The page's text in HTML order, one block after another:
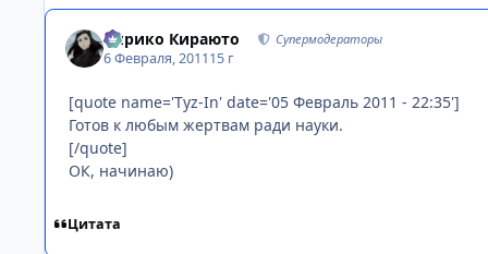
Кирико Кираюто Супермодераторы
6 Февраля, 201115 г
[quote name='Tyz-In' date='05 Февраль 2011 - 22:35']
Готов к любым жертвам ради науки.
[/quote]
ОК, начинаю)
Цитата